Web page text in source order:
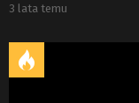
3 lata temu